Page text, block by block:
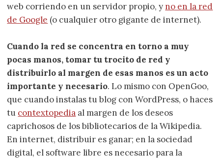
web corriendo en un servidor propio, yno en la red
de Google (o cualquier otro gigante de internet).
Cuando la red se concentra en torno a muy
pocas manos, tomar tu trocito de red y
distribuirlo al margen de esas manos es un acto
importante y necesario. Lo mismo con OpenGoo,
que cuando instalas tu blog con WordPress, o haces
tu contextopedia al margen de los deseos
caprichosos de los bibliotecarios de la Wikipedia.
En internet, distribuir es ganar; en la sociedad
digital, el software libre es necesario para la